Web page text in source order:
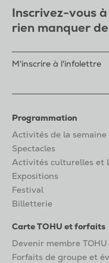
Inscrivez-vous
rien manquer
M'inscrire à l'infolettre
Programmation
Activités de la semaine
Spectacles
Activités culturelles et
Expositions
Festival
Billetterie
Carte TOHU et forfaits
Devenir membre TOHU
Forfaits de groupe et